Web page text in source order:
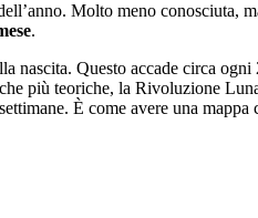
Molto meno conosciuta,
.
nascita. Questo accade circa
più teoriche, la Rivoluzione
È come avere una